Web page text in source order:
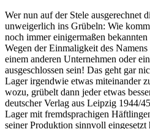
Wer nun auf der Stele ausgerechnet
unweigerlich ins Grübeln: Wie
noch immer einigermaßen
Wegen der Einmaligkeit des
einem anderen Unternehmen oder
ausgeschlossen sein! Das geht gar
Lager irgendwie etwas miteinander
wozu, grübelt dann jeder etwas
deutscher Verlag aus Leipzig 1944/
Lager mit fremdsprachigen
seiner Produktion sinnvoll eingesetzt